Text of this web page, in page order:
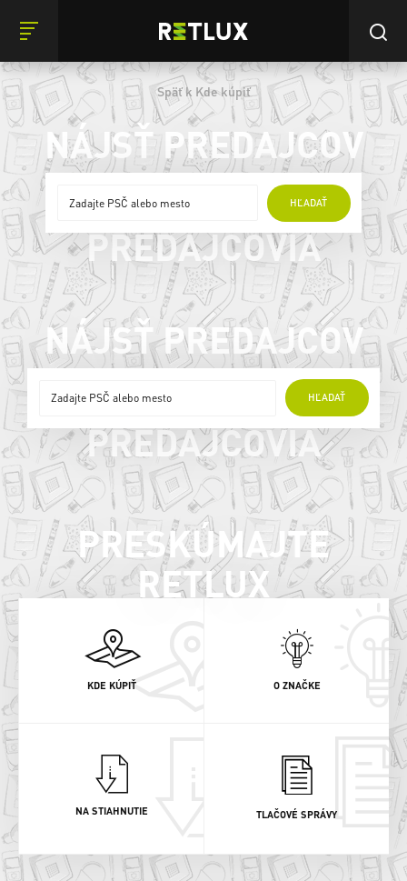
Späť k Kde kúpiť
NÁJSŤ PREDAJCOV
HĽADAŤ
ONLINE
PREDAJCOVIA
NÁJSŤ PREDAJCOV
HĽADAŤ
ONLINE
PREDAJCOVIA
PRESKÚMAJTE
RETLUX
KDE KÚPIŤ O ZNAČKE
NA STIAHNUTIE TLAČOVÉ SPRÁVY